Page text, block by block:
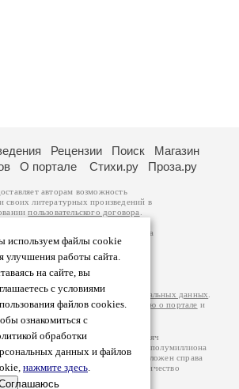
используем файлы cookie
улучшения работы сайта.
на сайте, вы
с условиями
файлов cookies.
ознакомиться с
обработки
данных и файлов
нажмите здесь.
Рецензии Поиск
Магазин
О портале Стихи.ру Проза.ру
авторам возможность
своих литературных произведений в
пользовательского договора
произведения принадлежат авторам
. Перепечатка произведений возможна
к которому вы можете
странице. Ответственность за
несут самостоятельно на
изаконодательства
Политики обработки персональных данных
более подробнуюинформацию о портале и
портала Проза.ру – порядка 100 тысяч
общей сумме просматривают более полумиллиона
посещаемости, который расположен справа
графе указано по две цифры: количество
посетителей.